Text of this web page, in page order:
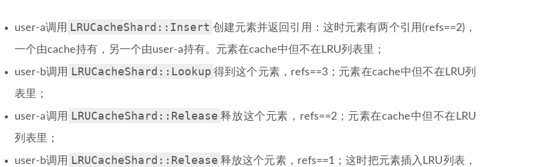
user-a调用 LRUCacheShard::Insert 创建元素并返回引用：这时元素有两个引用(refs==2)，
一个由cache持有，另一个由user-a持有。元素在cache中但不在LRU列表里；
user-b调用 LRUCacheShard::Lookup 得到这个元素，refs==3；元素在cache中但不在LRU列
表里；
user-a调用 LRUCacheShard::Release 释放这个元素，refs==2；元素在cache中但不在LRU
列表里；
user-b调用 LRUCacheShard::Release 释放这个元素，refs==1；这时把元素插入LRU列表，